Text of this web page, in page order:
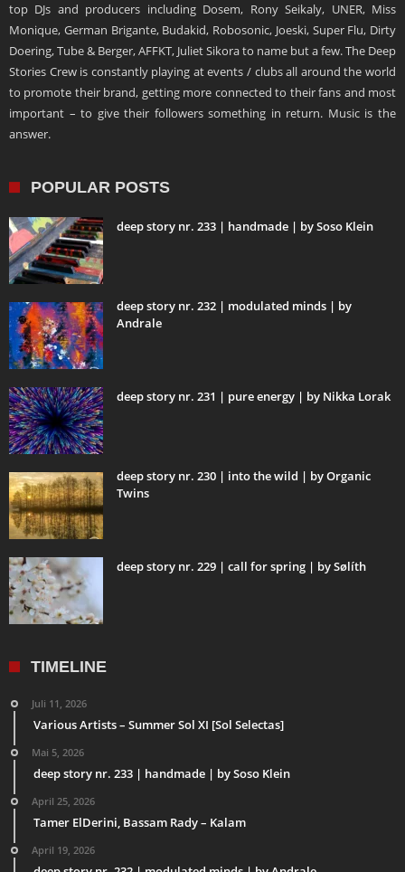
top DJs and producers including Dosem, Rony Seikaly, UNER, Miss
Monique, German Brigante, Budakid, Robosonic, Joeski, Super Flu, Dirty
Doering, Tube & Berger, AFFKT, Juliet Sikora to name but a few. The Deep
Stories Crew is constantly playing at events / clubs all around the world
to promote their brand, getting more connected to their fans and most
important – to give their followers something in return. Music is the
answer.
POPULAR POSTS
deep story nr. 233 | handmade | by Soso Klein
deep story nr. 232 | modulated minds | by
Andrale
deep story nr. 231 | pure energy | by Nikka Lorak
deep story nr. 230 | into the wild | by Organic
Twins
deep story nr. 229 | call for spring | by Sølíth
TIMELINE
Juli 11, 2026
Various Artists – Summer Sol XI [Sol Selectas]
Mai 5, 2026
deep story nr. 233 | handmade | by Soso Klein
April 25, 2026
Tamer ElDerini, Bassam Rady – Kalam
April 19, 2026